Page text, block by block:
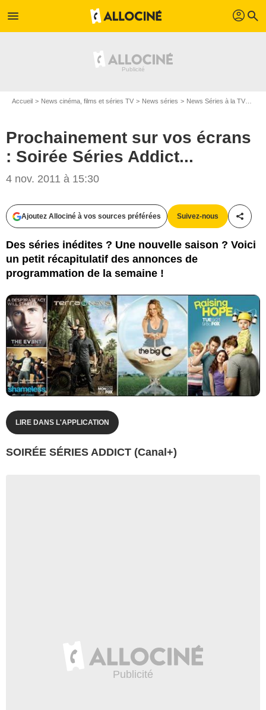
menu profil search
Accueil News cinéma, films et séries TV News séries News Séries à la TV
Prochainement sur vos écrans
: Soirée Séries Addict...
4 nov. 2011 à 15:30
Ajoutez Allociné à vos sources préférées Suivez-nous
Des séries inédites ? Une nouvelle saison ? Voici
un petit récapitulatif des annonces de
programmation de la semaine !
LIRE DANS L'APPLICATION
SOIRÉE SÉRIES ADDICT (Canal+)